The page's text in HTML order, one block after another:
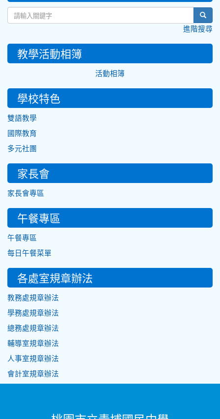
進階搜尋
教學活動相簿
活動相簿
學校特色
雙語教學
國際教育
多元社團
家長會
家長會專區
午餐專區
午餐專區
每日午餐菜單
各處室規章辦法
教務處規章辦法
學務處規章辦法
總務處規章辦法
輔導室規章辦法
人事室規章辦法
會計室規章辦法